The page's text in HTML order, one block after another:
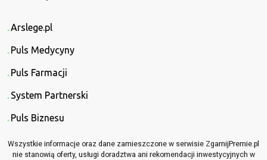
Arslege.pl
Puls Medycyny
Puls Farmacji
System Partnerski
Puls Biznesu
Wszystkie informacje oraz dane zamieszczone w serwisie ZgarnijPremie.pl
nie stanowią oferty, usługi doradztwa ani rekomendacji inwestycyjnych w